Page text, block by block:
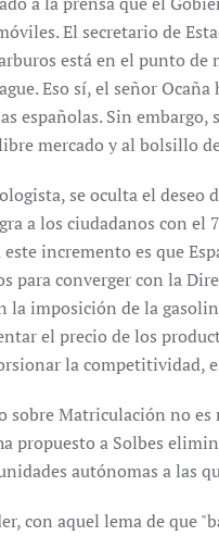
El secretario de
está en el punto de
Eso sí, el señor
españolas. Sin
mercado y al bolsillo
se oculta el deseo
a los ciudadanos con
incremento es que
para converger con la
la imposición de la
el precio de los
la competitividad,
sobre Matriculación no
propuesto a Solbes
autónomas a las
con aquel lema de que